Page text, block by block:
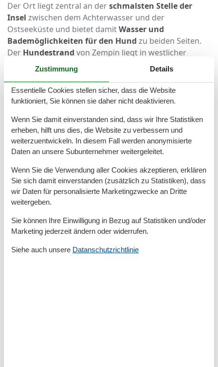
Der Ort liegt zentral an derschmalsten Stelle der
Insel zwischen dem Achterwasser und der
Ostseeküste und bietet damitWasser und
Bademöglichkeiten für den Hund zu beiden Seiten.
Der Hundestrand von Zempin liegt in westlicher
Richtung in der Nähe des Campingplatzes. Eine
Unterkunft mit Hund in Zempin bietet direkten
Anschluss an zahlreiche Spazierwege, teilweise auch
im Wald, sodass auch im Sommer für Schatten gesorgt
Deich gesäumt, daher sindlange Spaziergängemit
dem Hund hier an der Tagesordnung. Auch die
Nachbarorte Zinnowitz und Koserow haben
ausgewiesene Hundestrände, an denen angeleinte
Vierbeiner ihre Besitzer auf Ausflügen begleiten
können. Am Abend fallen Hund und Halter in ihre
gemütlichen Betten in ihrer hundefreundlichen
Ferienwohnung in Zempin.
Zustimmung Details
Essentielle Cookies stellen sicher, dass die Website
funktioniert, Sie können sie daher nicht deaktivieren.
Wenn Sie damit einverstanden sind, dass wir Ihre Statistiken
erheben, hilft uns dies, die Website zu verbessern und
weiterzuentwickeln. In diesem Fall werden anonymisierte
Daten an unsere Subunternehmer weitergeleitet.
Wenn Sie die Verwendung aller Cookies akzeptieren, erklären
Sie sich damit einverstanden (zusätzlich zu Statistiken), dass
wir Daten für personalisierte Marketingzwecke an Dritte
weitergeben.
Sie können Ihre Einwilligung in Bezug auf Statistiken und/oder
Marketing jederzeit ändern oder widerrufen.
Siehe auch unsere Datanschutzrichtlinie